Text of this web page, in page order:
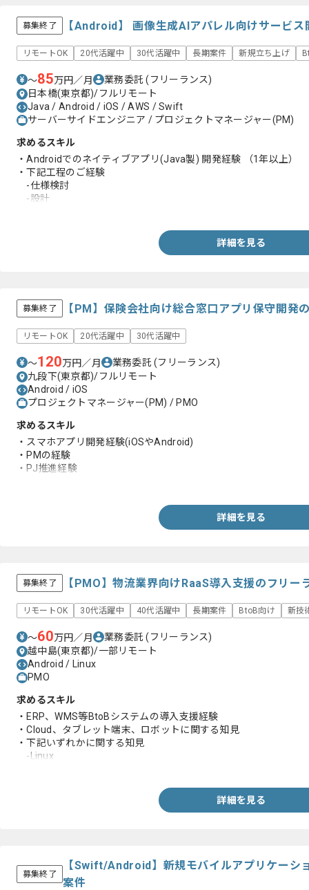
募集終了 【Android】 画像生成AIアパレル向けサービ
リモートOK 20代活躍中 30代活躍中 長期案件 新規立ち上げ
〜85万円／月 業務委託(フリーランス)
日本橋(東京都)/フルリモート
Java / Android / iOS / AWS / Swift
サーバーサイドエンジニア / プロジェクトマネージャー(PM)
求めるスキル
・Androidでのネイティブアプリ(Java製) 開発経験 （1年以上）
・下記工程のご経験
-仕様検討
-設計
詳細を見る
募集終了 【PM】保険会社向け総合窓口アプリ保守開発
リモートOK 20代活躍中 30代活躍中
〜120万円／月 業務委託(フリーランス)
九段下(東京都)/フルリモート
Android / iOS
プロジェクトマネージャー(PM) / PMO
求めるスキル
・スマホアプリ開発経験(iOSやAndroid)
・PMの経験
・PJ推進経験
詳細を見る
募集終了 【PMO】物流業界向けRaaS導入支援のフリー
リモートOK 30代活躍中 40代活躍中 長期案件 BtoB向け 新技
〜60万円／月 業務委託(フリーランス)
越中島(東京都)/一部リモート
Android / Linux
PMO
求めるスキル
・ERP、WMS等BtoBシステムの導入支援経験
・Cloud、タブレット端末、ロボットに関する知見
・下記いずれかに関する知見
-Linux
詳細を見る
募集終了
【Swift/Android】新規モバイルアプリケーシ
案件